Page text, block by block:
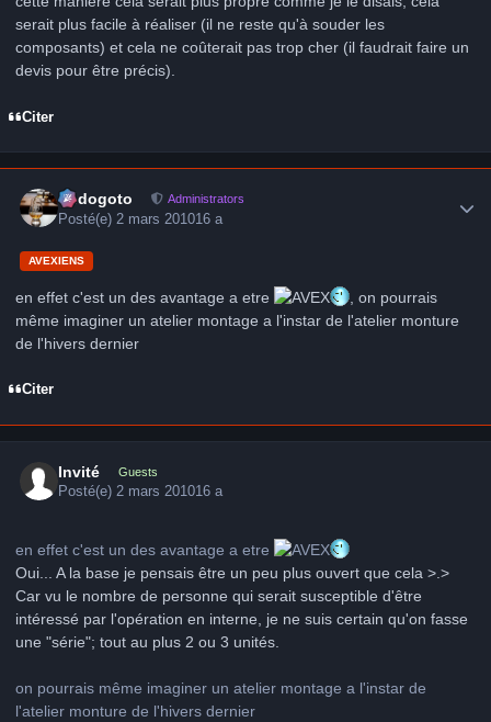
serait plus facile à réaliser (il ne reste qu'à souder les
composants) et cela ne coûterait pas trop cher (il faudrait faire un
devis pour être précis).
Citer
frédogoto Administrators
Posté(e) 2 mars 201016 a
AVEXIENS
en effet c'est un des avantage a etre
, on pourrais
même imaginer un atelier montage a l'instar de l'atelier monture
de l'hivers dernier
Citer
Invité Guests
Posté(e)2 mars 201016 a
en effet c'est un des avantage a etre
Oui... A la base je pensais être un peu plus ouvert que cela >.>
Car vu le nombre de personne qui serait susceptible d'être
intéressé par l'opération en interne, je ne suis certain qu'on fasse
une "série"; tout au plus 2 ou 3 unités.
on pourrais même imaginer un atelier montage a l'instar de
l'atelier monture de l'hivers dernier